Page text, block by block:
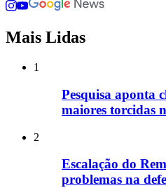
Mais Lidas
1
Pesquisa aponta
maiores torcidas
2
Escalação do
problemas na